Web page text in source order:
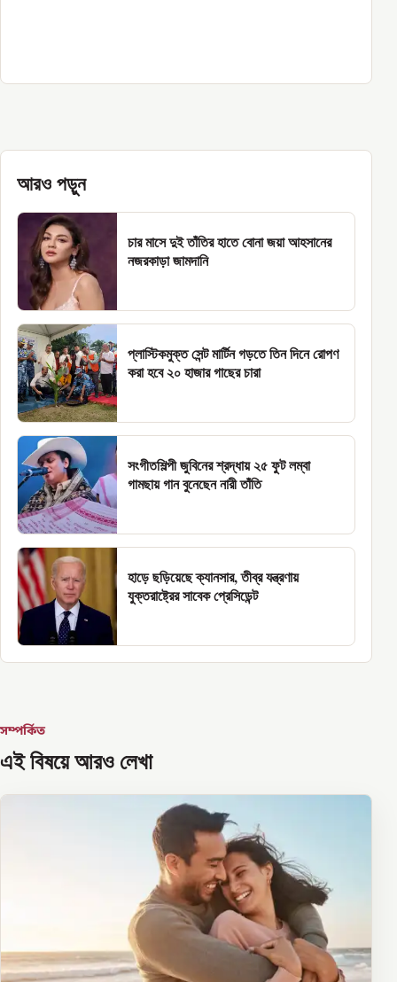
আরও পড়ুন
চার মাসে দুই তাঁতির হাতে বোনা জয়া আহসানের
নজরকাড়া জামদানি
প্লাস্টিকমুক্ত সেন্ট মার্টিন গড়তে তিন দিনে রোপণ
করা হবে ২০ হাজার গাছের চারা
সংগীতশিল্পী জুবিনের শ্রদ্ধায় ২৫ ফুট লম্বা
গামছায় গান বুনেছেন নারী তাঁতি
হাড়ে ছড়িয়েছে ক্যানসার, তীব্র যন্ত্রণায়
যুক্তরাষ্ট্রের সাবেক প্রেসিডেন্ট
সম্পর্কিত
এই বিষয়ে আরও লেখা